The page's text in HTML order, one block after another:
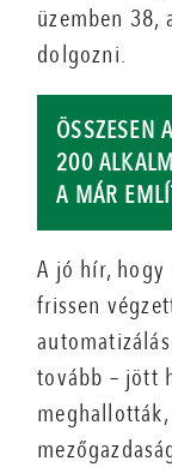
üzemben 38,
dolgozni.
ÖSSZESEN
200
A MÁR
A jó hír, hogy
frissen
tovább – jött